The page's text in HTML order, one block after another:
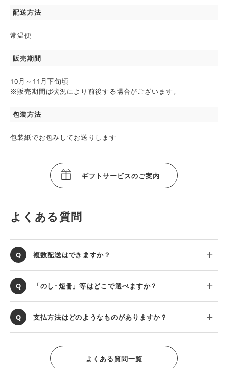
配送方法
常温便
販売期間
10月～11月下旬頃
※販売期間は状況により前後する場合がございます。
包装方法
包装紙でお包みしてお送りします
ギフトサービスのご案内
よくある質問
複数配送はできますか？
「のし･短冊」等はどこで選べますか？
支払方法はどのようなものがありますか？
よくある質問一覧